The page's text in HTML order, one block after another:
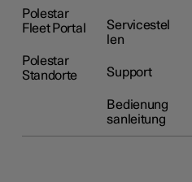
Polestar
Fleet Portal
Polestar
Standorte
Servicestel
len
Support
Bedienung
sanleitung